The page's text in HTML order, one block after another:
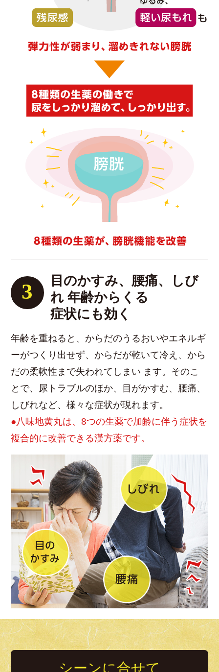
3
目のかすみ、腰痛、しび
れ年齢からくる
症状にも効く
年齢を重ねると、からだのうるおいやエネルギ
ーがつくり出せず、からだが乾いて冷え、から
だの柔軟性まで失われてしまい ます。そのこ
とで、尿トラブルのほか、目がかすむ、腰痛、
しびれなど、様々な症状が現れます。
●八味地黄丸は、8つの生薬で加齢に伴う症状を
複合的に改善できる漢方薬です。
シーンに合せて